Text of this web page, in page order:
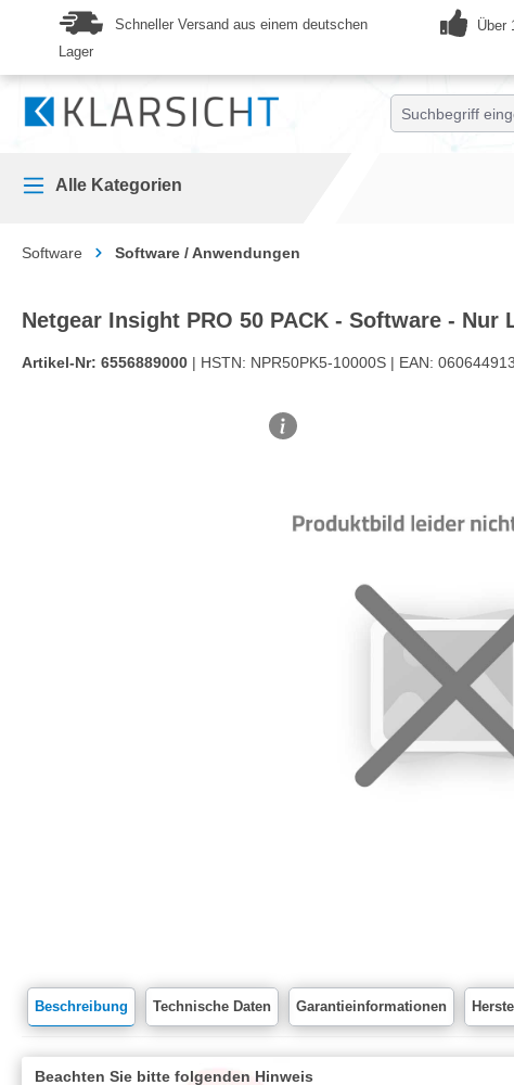
Zur Hauptnavigation springen
Schneller Versand aus einem deutschen
Lager
Über
Alle Kategorien
Software Software / Anwendungen
Netgear Insight PRO 50 PACK - Software - Nur
Artikel-Nr: 6556889000 | HSTN: NPR50PK5-10000S | EAN:
Beschreibung Technische Daten Garantieinformationen
Beachten Sie bitte folgenden Hinweis